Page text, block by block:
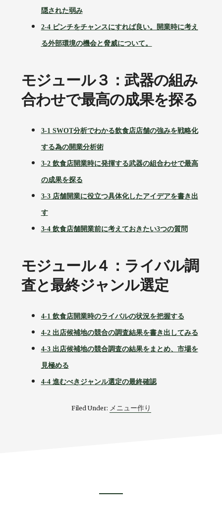
隠された弱み
2-4 ピンチをチャンスにすれば良い。開業時に考え
る外部環境の機会と脅威について。
モジュール３：武器の組み
合わせで最高の成果を探る
3-1 SWOT分析でわかる飲食店店舗の強みを戦略化
する為の開業分析術
3-2 飲食店開業時に発揮する武器の組合わせで最高
の成果を探る
3-3 店舗開業に役立つ具体化したアイデアを書き出
す
3-4 飲食店舗開業前に考えておきたい3つの質問
モジュール４：ライバル調
査と最終ジャンル選定
4-1 飲食店開業時のライバルの状況を把握する
4-2 出店候補地の競合の調査結果を書き出してみる
4-3 出店候補地の競合調査の結果をまとめ、市場を
見極める
4-4 進むべきジャンル選定の最終確認
Filed Under: メニュー作り